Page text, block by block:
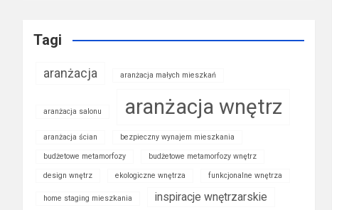
Tagi
aranżacja aranżacja małych mieszkań
aranżacja salonu aranżacja wnętrz
aranżacja ścian bezpieczny wynajem mieszkania
budżetowe metamorfozy budżetowe metamorfozy wnętrz
design wnętrz ekologiczne wnętrza funkcjonalne wnętrza
home staging mieszkania inspiracje wnętrzarskie